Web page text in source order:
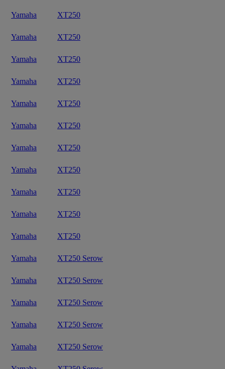
Yamaha XT250
Yamaha XT250
Yamaha XT250
Yamaha XT250
Yamaha XT250
Yamaha XT250
Yamaha XT250
Yamaha XT250
Yamaha XT250
Yamaha XT250
Yamaha XT250
Yamaha XT250 Serow
Yamaha XT250 Serow
Yamaha XT250 Serow
Yamaha XT250 Serow
Yamaha XT250 Serow